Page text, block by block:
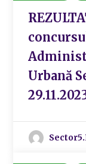
Urbană